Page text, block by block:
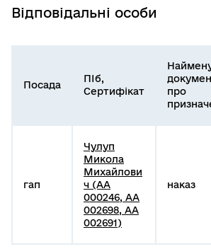
Відповідальні особи
Посада
ПІб,
Сертифікат
про
гап
Чулуп
Микола
Михайлови
ч (АА
000246, АА
002698, АА
002691)
наказ